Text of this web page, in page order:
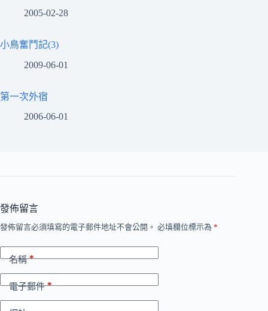
2005-02-28
小鳥奮鬥記(3)
2009-06-01
第一次外宿
2006-06-01
發佈留言
發佈留言必須填寫的電子郵件地址不會公開。 必填欄位標示為 *
名稱*
電子郵件*